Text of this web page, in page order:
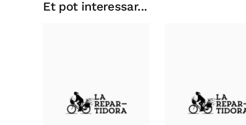
Et pot interessar...